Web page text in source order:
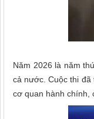
Năm 2026 là năm
cả nước. Cuộc thi đã
cơ quan hành chính,